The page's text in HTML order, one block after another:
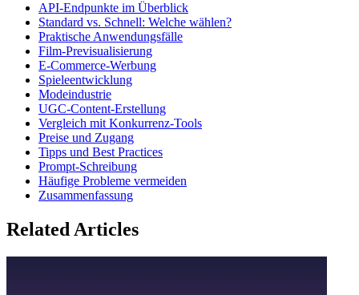
API-Endpunkte im Überblick
Standard vs. Schnell: Welche wählen?
Praktische Anwendungsfälle
Film-Previsualisierung
E-Commerce-Werbung
Spieleentwicklung
Modeindustrie
UGC-Content-Erstellung
Vergleich mit Konkurrenz-Tools
Preise und Zugang
Tipps und Best Practices
Prompt-Schreibung
Häufige Probleme vermeiden
Zusammenfassung
Related Articles